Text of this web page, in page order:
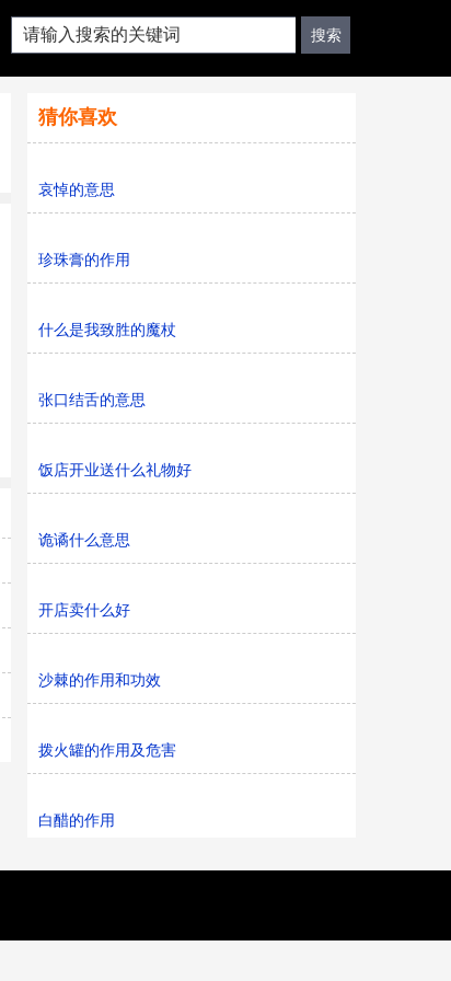
猜你喜欢
哀悼的意思
珍珠膏的作用
什么是我致胜的魔杖
张口结舌的意思
饭店开业送什么礼物好
诡谲什么意思
开店卖什么好
沙棘的作用和功效
拨火罐的作用及危害
白醋的作用